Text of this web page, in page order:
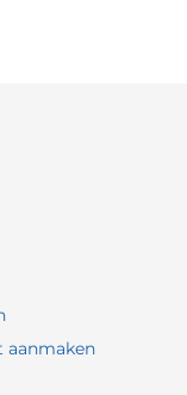
aanmaken